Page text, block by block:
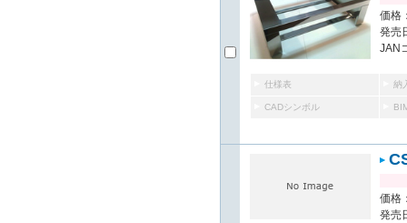
価格
発売
JAN
仕様表 納
CADシンボル
価格
発売